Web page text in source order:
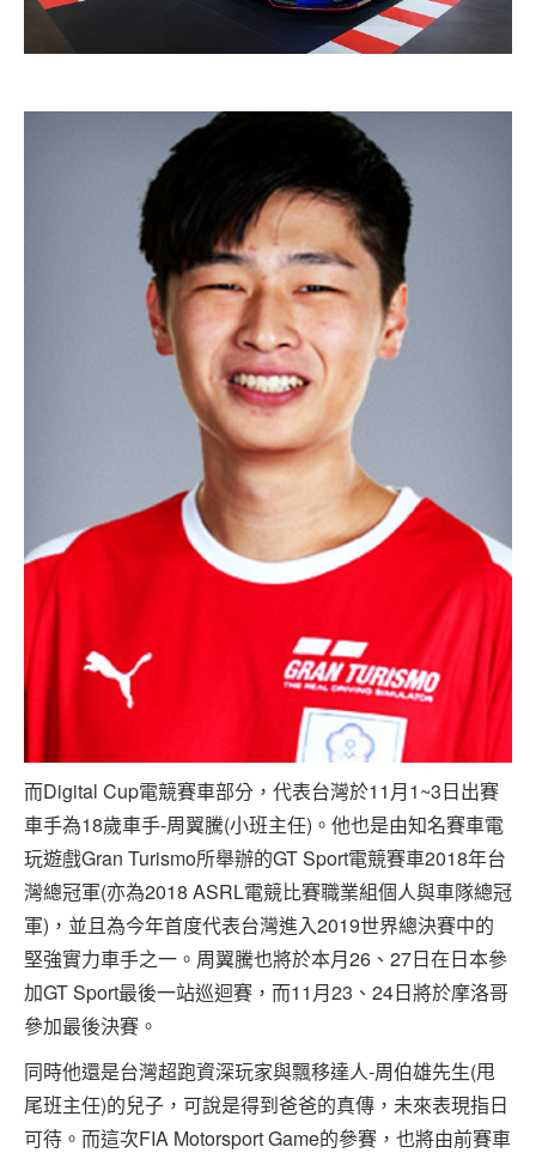
而Digital Cup電競賽車部分，代表台灣於11月1~3日出賽
車手為18歲車手-周翼騰(小班主任)。他也是由知名賽車電
玩遊戲Gran Turismo所舉辦的GT Sport電競賽車2018年台
灣總冠軍(亦為2018 ASRL電競比賽職業組個人與車隊總冠
軍)，並且為今年首度代表台灣進入2019世界總決賽中的
堅強實力車手之一。周翼騰也將於本月26、27日在日本參
加GT Sport最後一站巡迴賽，而11月23、24日將於摩洛哥
參加最後決賽。
同時他還是台灣超跑資深玩家與飄移達人-周伯雄先生(甩
尾班主任)的兒子，可說是得到爸爸的真傳，未來表現指日
可待。而這次FIA Motorsport Game的參賽，也將由前賽車